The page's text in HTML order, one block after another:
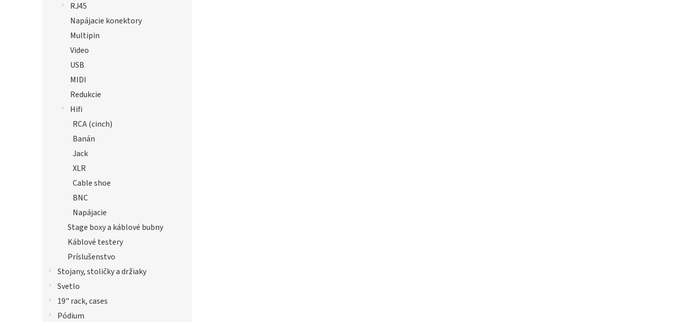
RJ45
Napájacie konektory
Multipin
Video
USB
MIDI
Redukcie
Hifi
RCA (cinch)
Banán
Jack
XLR
Cable shoe
BNC
Napájacie
Stage boxy a káblové bubny
Káblové testery
Príslušenstvo
Stojany, stoličky a držiaky
Svetlo
19" rack, cases
Pódium